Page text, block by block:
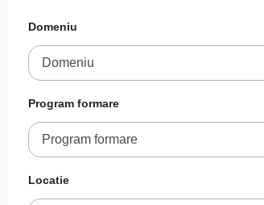
Domeniu
Domeniu
Program formare
Program formare
Locatie